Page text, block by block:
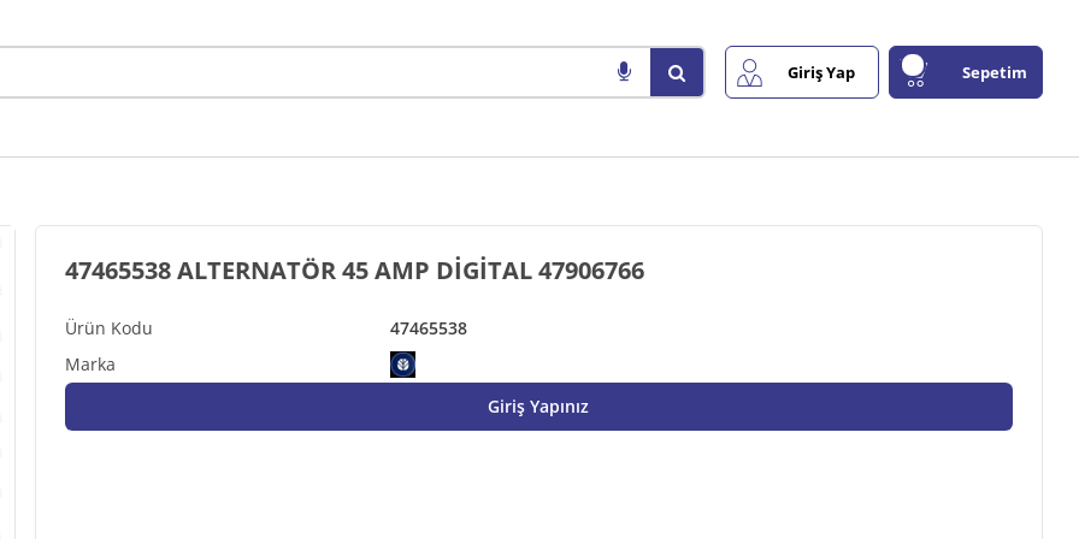
Giriş Yap Sepetim
47465538
47465538 ALTERNATÖR 45 AMP DİGİTAL 47906766
Giriş Yapınız